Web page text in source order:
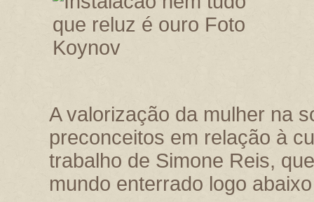
A valorização da mulher na
preconceitos em relação à
trabalho de Simone Reis,
mundo enterrado logo